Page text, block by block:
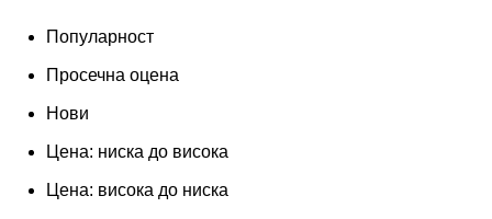
Популарност
Просечна оцена
Нови
Цена: ниска до висока
Цена: висока до ниска